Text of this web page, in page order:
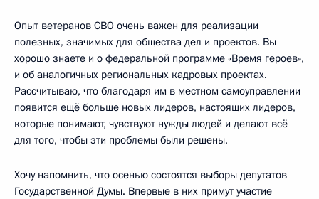
Опыт ветеранов СВО очень важен для реализации
полезных, значимых для общества дел и проектов. Вы
хорошо знаете и о федеральной программе «Время героев»,
и об аналогичных региональных кадровых проектах.
Рассчитываю, что благодаря им в местном самоуправлении
появится ещё больше новых лидеров, настоящих лидеров,
которые понимают, чувствуют нужды людей и делают всё
для того, чтобы эти проблемы были решены.
Хочу напомнить, что осенью состоятся выборы депутатов
Государственной Думы. Впервые в них примут участие